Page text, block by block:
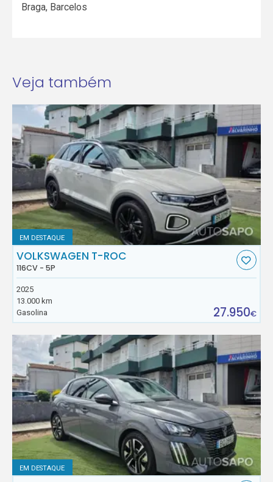
Braga, Barcelos
Veja também
EM DESTAQUE
VOLKSWAGEN T-ROC
116CV - 5P
2025
13.000 km
Gasolina
27.950€
EM DESTAQUE